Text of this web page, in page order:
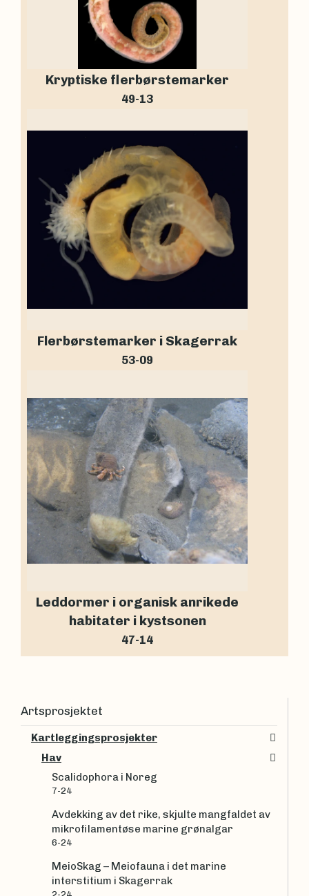
Kryptiske flerbørstemarker
49-13
Flerbørstemarker i Skagerrak
53-09
Leddormer i organisk anrikede
habitater i kystsonen
47-14
Artsprosjektet
Kartleggingsprosjekter
Hav
Scalidophora i Noreg
7-24
Avdekking av det rike, skjulte mangfaldet av
mikrofilamentøse marine grønalgar
6-24
MeioSkag – Meiofauna i det marine
interstitium i Skagerrak